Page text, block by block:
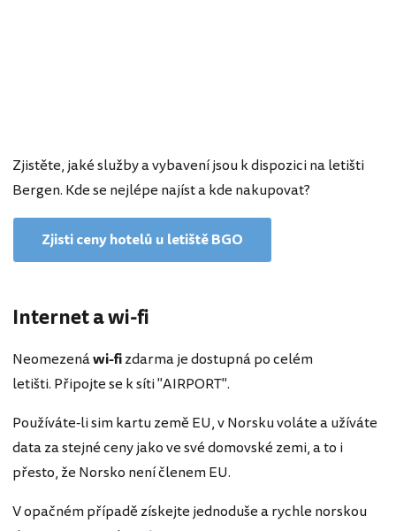
Zjistěte, jaké služby a vybavení jsou k dispozici na letišti
Bergen. Kde se nejlépe najíst a kde nakupovat?
Zjisti ceny hotelů u letiště BGO
Internet a wi-fi
Neomezenáwi-fizdarma je dostupná po celém
letišti. Připojte se k síti "AIRPORT".
Používáte-li sim kartu země EU, v Norsku voláte a užíváte
data za stejné ceny jako ve své domovské zemi, a to i
přesto, že Norsko není členem EU.
V opačném případě získejte jednoduše a rychle norskou